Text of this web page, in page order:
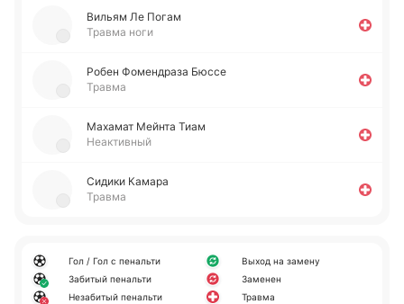
Вильям Ле Погам
Травма ноги
Робен Фо­ме­ндра­за Бюссе
Травма
Ма­ха­мат Мейнта Тиам
Неактивный
Сидики Камара
Травма
Гол / Гол с пенальти
Забитый пенальти
Незабитый пенальти
Выход на замену
Заменен
Травма